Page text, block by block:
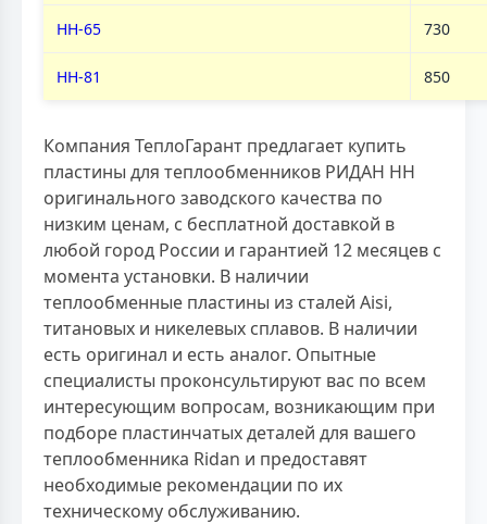
НН-65 730
НН-81 850
Компания ТеплоГарант предлагает купить
пластины для теплообменников РИДАН НН
оригинального заводского качества по
низким ценам, с бесплатной доставкой в
любой город России и гарантией 12 месяцев с
момента установки. В наличии
теплообменные пластины из сталей Aisi,
титановых и никелевых сплавов. В наличии
есть оригинал и есть аналог. Опытные
специалисты проконсультируют вас по всем
интересующим вопросам, возникающим при
подборе пластинчатых деталей для вашего
теплообменника Ridan и предоставят
необходимые рекомендации по их
техническому обслуживанию.